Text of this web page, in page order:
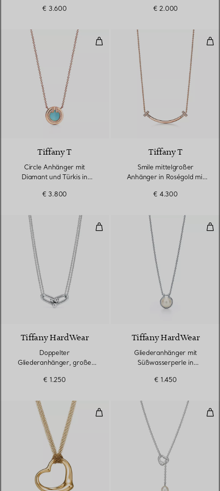
€ 3.600 € 2.000
Circle Anhänger mit Diamant
3 Materialien
Tiffany T
Circle Anhänger mit
Diamant und Türkis in
€ 3.800
Tiffany T
Smile mittelgroßer
Anhänger in Roségold mit
€ 4.300
Doppelter Gliederanhänger,
Tiffany HardWear
Doppelter
Gliederanhänger, große
€ 1.250
Tiffany HardWear
Gliederanhänger mit
Süßwasserperle in
€ 1.450
Open Heart Anhänger